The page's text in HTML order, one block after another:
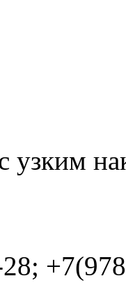
узким